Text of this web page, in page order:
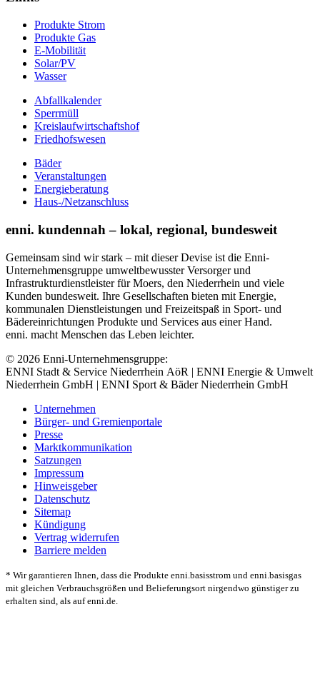
Produkte Strom
Produkte Gas
E-Mobilität
Solar/PV
Wasser
Abfallkalender
Sperrmüll
Kreislaufwirtschaftshof
Friedhofswesen
Bäder
Veranstaltungen
Energieberatung
Haus-/Netzanschluss
enni. kundennah – lokal, regional, bundesweit
Gemeinsam sind wir stark – mit dieser Devise ist die Enni-
Unternehmensgruppe umweltbewusster Versorger und
Infrastrukturdienstleister für Moers, den Niederrhein und viele
Kunden bundesweit. Ihre Gesellschaften bieten mit Energie,
kommunalen Dienstleistungen und Freizeitspaß in Sport- und
Bädereinrichtungen Produkte und Services aus einer Hand.
enni. macht Menschen das Leben leichter.
© 2026 Enni-Unternehmensgruppe:
ENNI Stadt & Service Niederrhein AöR | ENNI Energie & Umwelt
Niederrhein GmbH | ENNI Sport & Bäder Niederrhein GmbH
Unternehmen
Bürger- und Gremienportale
Presse
Marktkommunikation
Satzungen
Impressum
Hinweisgeber
Datenschutz
Sitemap
Kündigung
Vertrag widerrufen
Barriere melden
* Wir garantieren Ihnen, dass die Produkte enni.basisstrom und enni.basisgas
mit gleichen Verbrauchsgrößen und Belieferungsort nirgendwo günstiger zu
erhalten sind, als auf enni.de.